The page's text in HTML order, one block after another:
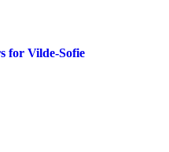
for Vilde-Sofie